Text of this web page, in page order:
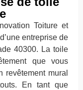
Toiture et
entreprise de
40300. La toile
que vous
revêtement mural
En tant que